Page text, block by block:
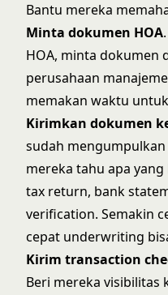
Bantu mereka
Minta dokumen HOA
HOA, minta dokumen
perusahaan
memakan waktu
Kirimkan dokumen
sudah
mereka tahu apa
tax return, bank
verification. Semakin
cepat underwriting
Kirim transaction
Beri mereka visibilitas